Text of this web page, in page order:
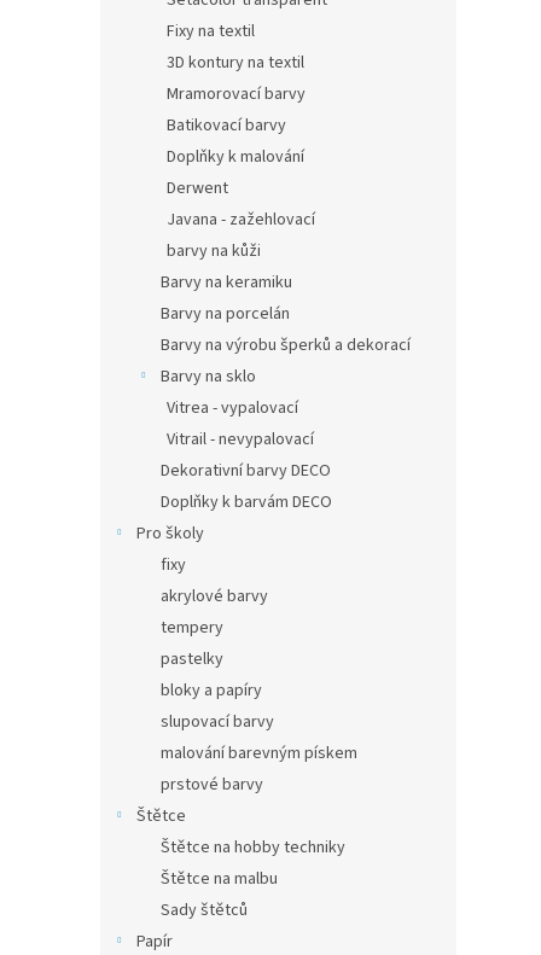
Fixy na textil
3D kontury na textil
Mramorovací barvy
Batikovací barvy
Doplňky k malování
Derwent
Javana - zažehlovací
barvy na kůži
Barvy na keramiku
Barvy na porcelán
Barvy na výrobu šperků a dekorací
Barvy na sklo
Vitrea - vypalovací
Vitrail - nevypalovací
Dekorativní barvy DECO
Doplňky k barvám DECO
Pro školy
fixy
akrylové barvy
tempery
pastelky
bloky a papíry
slupovací barvy
malování barevným pískem
prstové barvy
Štětce
Štětce na hobby techniky
Štětce na malbu
Sady štětců
Papír